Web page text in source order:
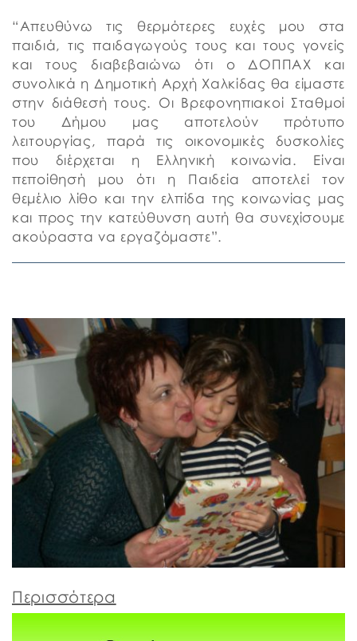
“Απευθύνω τις θερμότερες ευχές μου στα
παιδιά, τις παιδαγωγούς τους και τους γονείς
και τους διαβεβαιώνω ότι ο ΔΟΠΠΑΧ και
συνολικά η Δημοτική Αρχή Χαλκίδας θα είμαστε
στην διάθεσή τους. Οι Βρεφονηπιακοί Σταθμοί
του Δήμου μας αποτελούν πρότυπο
λειτουργίας, παρά τις οικονομικές δυσκολίες
που διέρχεται η Ελληνική κοινωνία. Είναι
πεποίθησή μου ότι η Παιδεία αποτελεί τον
θεμέλιο λίθο και την ελπίδα της κοινωνίας μας
και προς την κατεύθυνση αυτή θα συνεχίσουμε
ακούραστα να εργαζόμαστε”.
Περισσότερα